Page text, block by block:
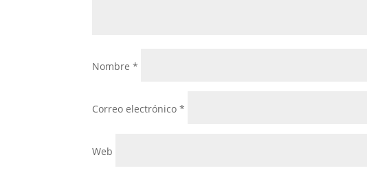
Nombre*
Correo electrónico*
Web